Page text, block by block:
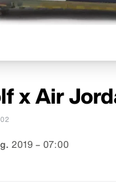
x Air
2019 – 07:00